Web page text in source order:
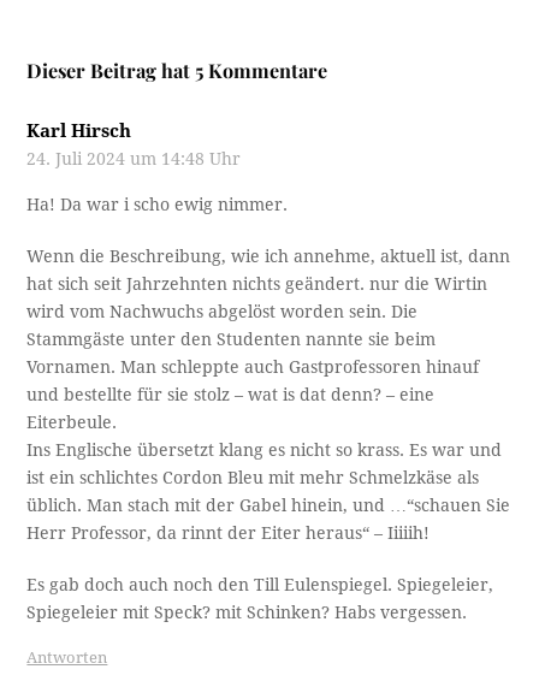
Dieser Beitrag hat 5 Kommentare
Karl Hirsch
24. Juli 2024 um 14:48 Uhr
Ha! Da war i scho ewig nimmer.
Wenn die Beschreibung, wie ich annehme, aktuell ist, dann
hat sich seit Jahrzehnten nichts geändert. nur die Wirtin
wird vom Nachwuchs abgelöst worden sein. Die
Stammgäste unter den Studenten nannte sie beim
Vornamen. Man schleppte auch Gastprofessoren hinauf
und bestellte für sie stolz – wat is dat denn? – eine
Eiterbeule.
Ins Englische übersetzt klang es nicht so krass. Es war und
ist ein schlichtes Cordon Bleu mit mehr Schmelzkäse als
üblich. Man stach mit der Gabel hinein, und …“schauen Sie
Herr Professor, da rinnt der Eiter heraus“ – Iiiiih!
Es gab doch auch noch den Till Eulenspiegel. Spiegeleier,
Spiegeleier mit Speck? mit Schinken? Habs vergessen.
Antworten